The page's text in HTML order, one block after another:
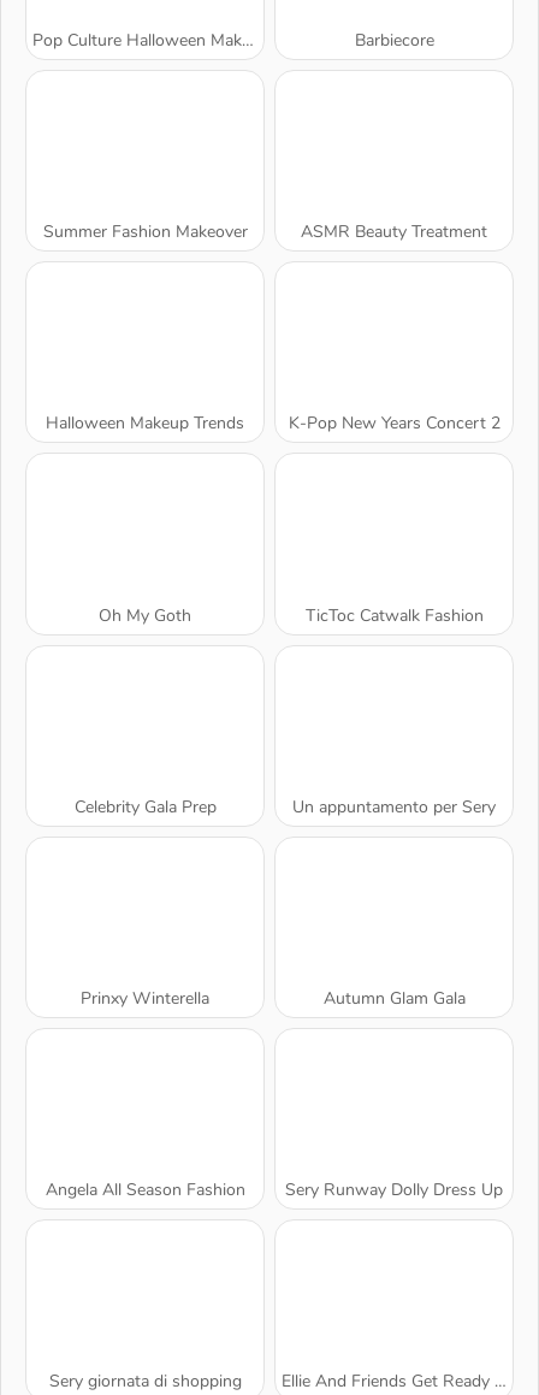
Pop Culture Halloween Makeup Barbiecore
Summer Fashion Makeover ASMR Beauty Treatment
Halloween Makeup Trends K-Pop New Years Concert 2
Oh My Goth TicToc Catwalk Fashion
Celebrity Gala Prep Un appuntamento per Sery
Prinxy Winterella Autumn Glam Gala
Angela All Season Fashion Sery Runway Dolly Dress Up
Sery giornata di shopping Ellie And Friends Get Ready For First Date